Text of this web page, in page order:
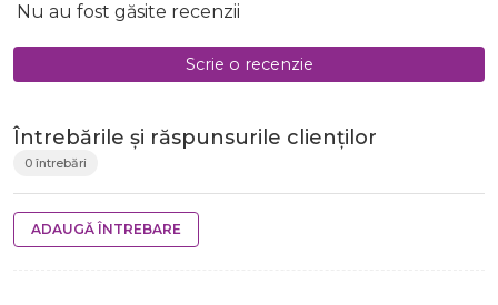
Nu au fost găsite recenzii
Scrie o recenzie
Întrebările și răspunsurile clienților
0 întrebări
ADAUGĂ ÎNTREBARE